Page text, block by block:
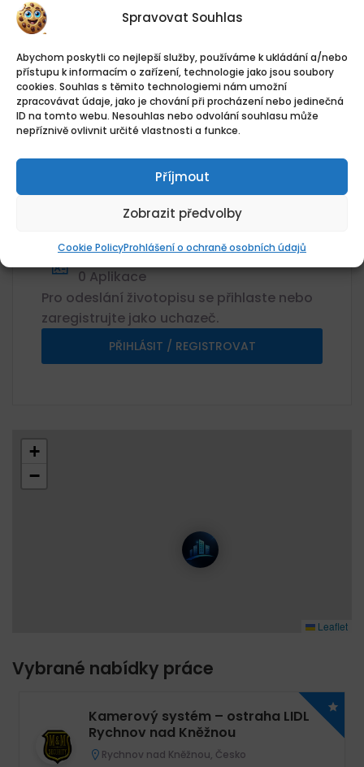
Spravovat Souhlas
Abychom poskytli co nejlepší služby, používáme k ukládání a/nebo
přístupu k informacím o zařízení, technologie jako jsou soubory
cookies. Souhlas s těmito technologiemi nám umožní
zpracovávat údaje, jako je chování při procházení nebo jedinečná
ID na tomto webu. Nesouhlas nebo odvolání souhlasu může
nepříznivě ovlivnit určité vlastnosti a funkce.
Příjmout
Zobrazit předvolby
Cookie PolicyProhlášení o ochraně osobních údajů
Datum zveřejnění
03.08.2026
Umístění
ATLANTA WORLD Group s.r.o. - Plzeň
Kategorie
Účetní
40000Kč
Žádosti o zaměstnání
0 Aplikace
Pro odeslání životopisu se přihlaste nebo
zaregistrujte jako uchazeč.
PŘIHLÁSIT / REGISTROVAT
+
−
Leaflet
Vybrané nabídky práce
Kamerový systém – ostraha LIDL
Rychnov nad Kněžnou
Rychnov nad Kněžnou, Česko